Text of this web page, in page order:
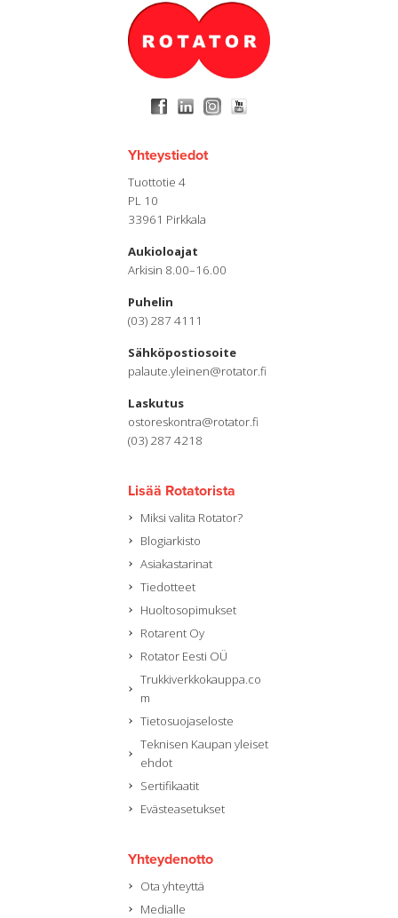
Yhteystiedot
Tuottotie 4
PL 10
33961 Pirkkala
Aukioloajat
Arkisin 8.00–16.00
Puhelin
(03) 287 4111
Sähköpostiosoite
palaute.yleinen@rotator.fi
Laskutus
ostoreskontra@rotator.fi
(03) 287 4218
Lisää Rotatorista
Miksi valita Rotator?
Blogiarkisto
Asiakastarinat
Tiedotteet
Huoltosopimukset
Rotarent Oy
Rotator Eesti OÜ
Trukkiverkkokauppa.co
m
Tietosuojaseloste
Teknisen Kaupan yleiset
ehdot
Sertifikaatit
Evästeasetukset
Yhteydenotto
Ota yhteyttä
Medialle